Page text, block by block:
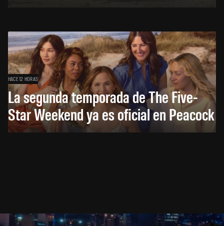
HACE 12 HORAS
La segunda temporada de The Five-
Star Weekend ya es oficial en Peacock